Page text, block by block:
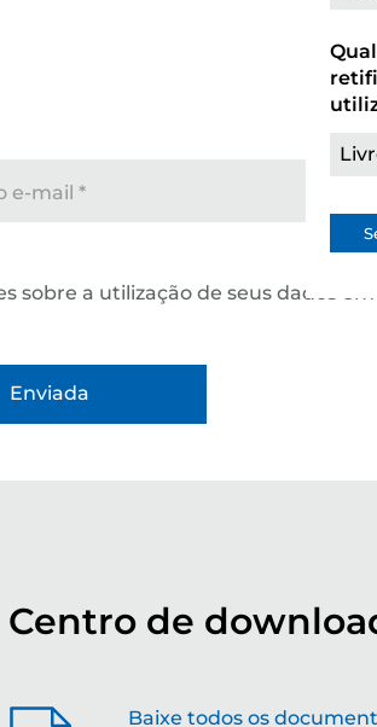
e-mail *
sobre a utilização de seus dados em
Moldando o futuro
Centro de
Baixe todos os